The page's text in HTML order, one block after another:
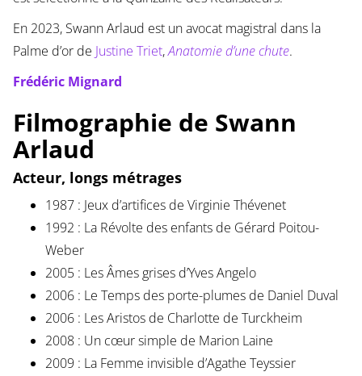
En 2023, Swann Arlaud est un avocat magistral dans la
Palme d’or de Justine Triet,Anatomie d’une chute.
Frédéric Mignard
Filmographie de Swann
Arlaud
Acteur, longs métrages
1987 : Jeux d’artifices de Virginie Thévenet
1992 : La Révolte des enfants de Gérard Poitou-
Weber
2005 : Les Âmes grises d’Yves Angelo
2006 : Le Temps des porte-plumes de Daniel Duval
2006 : Les Aristos de Charlotte de Turckheim
2008 : Un cœur simple de Marion Laine
2009 : La Femme invisible d’Agathe Teyssier